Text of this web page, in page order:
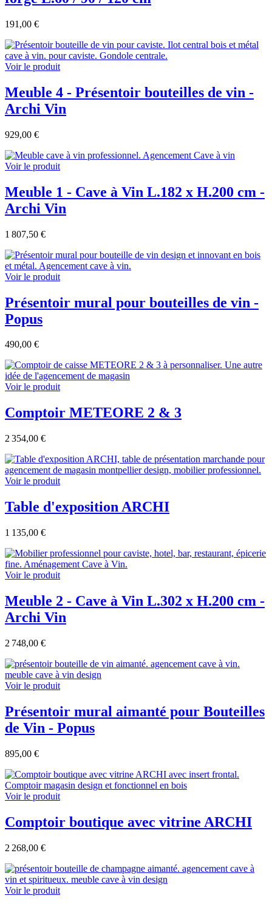
191,00 €
Voir le produit
Meuble 4 - Présentoir bouteilles de vin -
Archi Vin
929,00 €
Voir le produit
Meuble 1 - Cave à Vin L.182 x H.200 cm -
Archi Vin
1 807,50 €
Voir le produit
Présentoir mural pour bouteilles de vin -
Popus
490,00 €
Voir le produit
Comptoir METEORE 2 & 3
2 354,00 €
Voir le produit
Table d'exposition ARCHI
1 135,00 €
Voir le produit
Meuble 2 - Cave à Vin L.302 x H.200 cm -
Archi Vin
2 748,00 €
Voir le produit
Présentoir mural aimanté pour Bouteilles
de Vin - Popus
895,00 €
Voir le produit
Comptoir boutique avec vitrine ARCHI
2 268,00 €
Voir le produit